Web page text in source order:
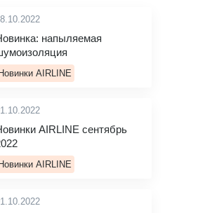
напыляемая
AIRLINE
AIRLINE сентябрь
AIRLINE